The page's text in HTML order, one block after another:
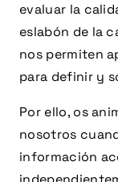
evaluar la
eslabón de la
nos permiten
para definir y
Por ello, os
nosotros
información